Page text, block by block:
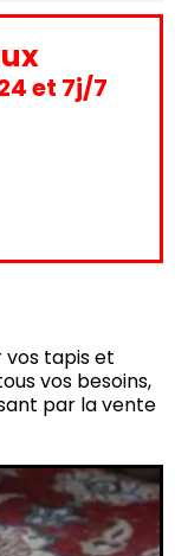
et 7j/7
vos tapis et
vos besoins,
par la vente